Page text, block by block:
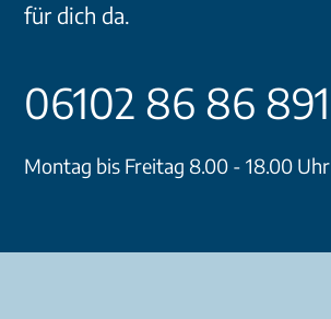
für dich da.
06102 86 86 891
Montag bis Freitag 8.00 - 18.00 Uhr